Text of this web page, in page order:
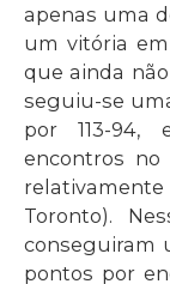
apenas uma
um vitória
que ainda
seguiu-se
por 113-94,
encontros no
Toronto).
conseguiram
pontos por